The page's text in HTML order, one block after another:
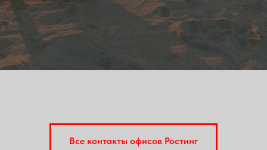
Все контакты офисов Ростинг